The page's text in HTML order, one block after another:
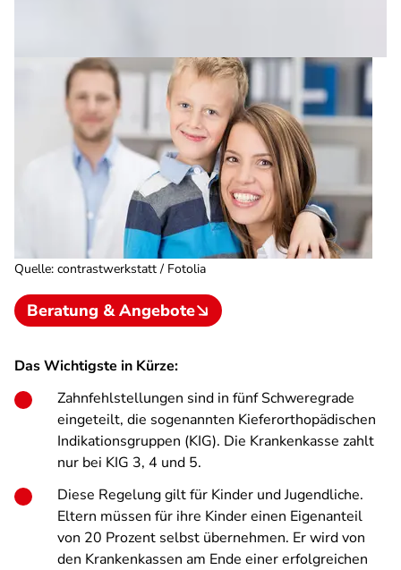
Quelle: contrastwerkstatt / Fotolia
Beratung & Angebote
Das Wichtigste in Kürze:
Zahnfehlstellungen sind in fünf Schweregrade
eingeteilt, die sogenannten Kieferorthopädischen
Indikationsgruppen (KIG). Die Krankenkasse zahlt
nur bei KIG 3, 4 und 5.
Diese Regelung gilt für Kinder und Jugendliche.
Eltern müssen für ihre Kinder einen Eigenanteil
von 20 Prozent selbst übernehmen. Er wird von
den Krankenkassen am Ende einer erfolgreichen